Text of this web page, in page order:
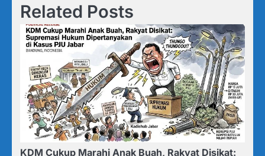
Related Posts
KDM Cukup Marahi Anak Buah, Rakyat Disikat: